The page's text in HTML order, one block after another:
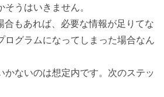
うはいきません。
合もあれば、必要な情報が足りてな
ログラムになってしまった場合なん
かないのは想定内です。次のステッ